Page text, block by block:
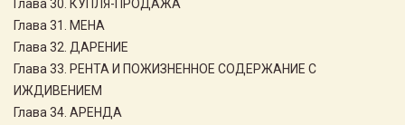
Глава 30. КУПЛЯ-ПРОДАЖА
Глава 31. МЕНА
Глава 32. ДАРЕНИЕ
Глава 33. РЕНТА И ПОЖИЗНЕННОЕ СОДЕРЖАНИЕ С
ИЖДИВЕНИЕМ
Глава 34. АРЕНДА